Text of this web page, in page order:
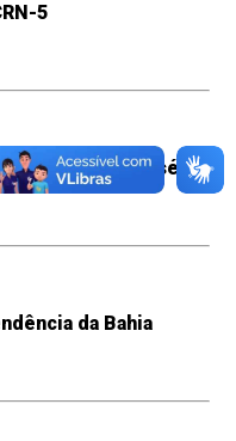
5
Dia de São José
da Bahia